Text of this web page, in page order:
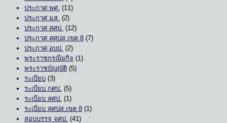
ประกาศ พศ. (11)
ประกาศ มส. (2)
ประกาศ สศป.
(12)
ประกาศ สศปส.เขต 8 (7)
ประกาศ อบป.
(2)
พระราชกรณียกิจ (1)
พระราชบัญญัติ (5)
ระเบียบ (3)
ระเบียบ กศป.
(5)
ระเบียบ สศป.
(1)
ระเบียบ สศปส.เขต 8 (1)
สอบบรรจุ จศป.
(41)